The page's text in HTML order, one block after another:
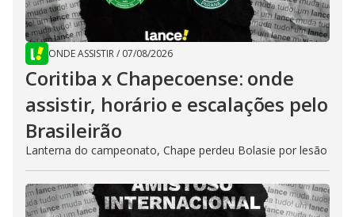
ONDE ASSISTIR/ 07/08/2026
Coritiba x Chapecoense: onde
assistir, horário e escalações pelo
Brasileirão
Lanterna do campeonato, Chape perdeu Bolasie por lesão